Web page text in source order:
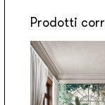
Prodotti